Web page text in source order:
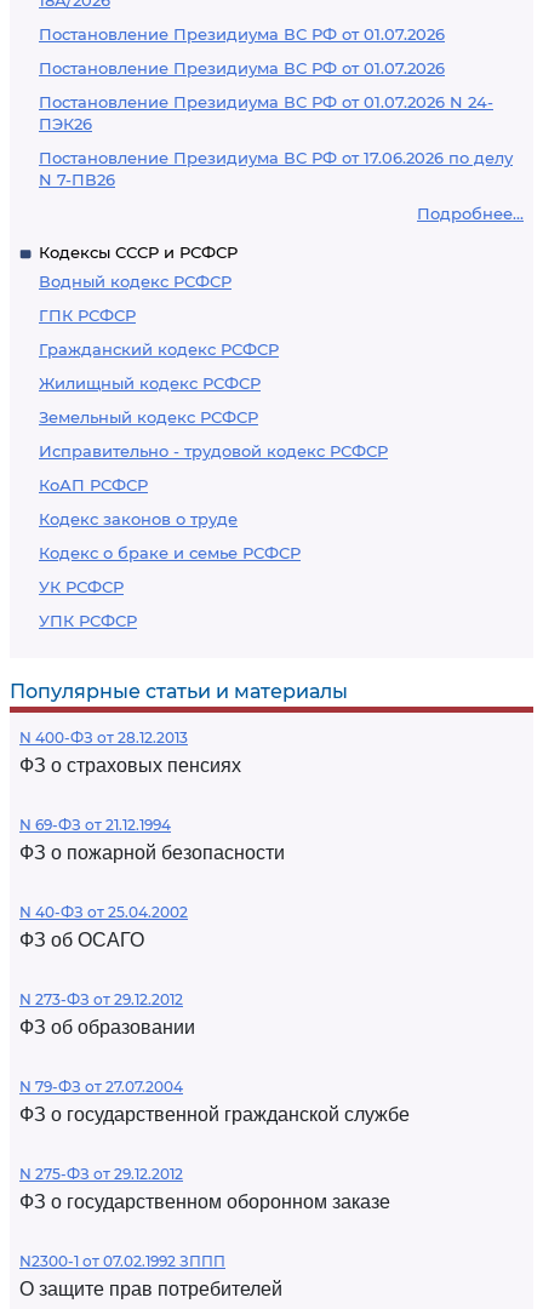
Постановление Президиума ВС РФ от 01.07.2026
Постановление Президиума ВС РФ от 01.07.2026
Постановление Президиума ВС РФ от 01.07.2026 N 24-
ПЭК26
Постановление Президиума ВС РФ от 17.06.2026 по делу
N 7-ПВ26
Подробнее...
Кодексы СССР и РСФСР
Водный кодекс РСФСР
ГПК РСФСР
Гражданский кодекс РСФСР
Жилищный кодекс РСФСР
Земельный кодекс РСФСР
Исправительно - трудовой кодекс РСФСР
КоАП РСФСР
Кодекс законов о труде
Кодекс о браке и семье РСФСР
УК РСФСР
УПК РСФСР
Популярные статьи и материалы
N 400-ФЗ от 28.12.2013
ФЗ о страховых пенсиях
N 69-ФЗ от 21.12.1994
ФЗ о пожарной безопасности
N 40-ФЗ от 25.04.2002
ФЗ об ОСАГО
N 273-ФЗ от 29.12.2012
ФЗ об образовании
N 79-ФЗ от 27.07.2004
ФЗ о государственной гражданской службе
N 275-ФЗ от 29.12.2012
ФЗ о государственном оборонном заказе
N2300-1 от 07.02.1992 ЗППП
О защите прав потребителей